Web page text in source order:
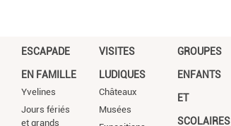
ESCAPADE
EN FAMILLE
Yvelines
Jours fériés
et grands
VISITES
LUDIQUES
Châteaux
Musées
GROUPES
ENFANTS
ET
SCOLAIRES